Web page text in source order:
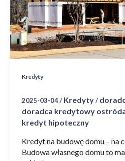
Kredyty
2025-03-04/ Kredyty/
doradca kredytowy
kredyt hipoteczny
Kredyt na budowę domu – na
Budowa własnego domu to
zwrócić
uwagę?